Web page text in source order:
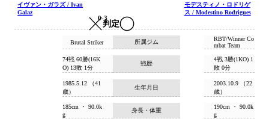
イヴァン・ガラズ / Ivan
Galaz
判定
0-3
モデスティノ・ロドリゲ
ス / Modestino Rodrigues
所属ジム
Brutal Striker
RBT/Winner Co
mbat Team
戦歴
74戦 60勝(16K
O) 13敗 1分
4戦 3勝(1KO) 1
敗 0分
生年月日
1985.5.12 （41
歳）
2003.10.9 （22
歳）
身長・体重
185cm ・ 90.0k
g
190cm ・ 90.0k
g